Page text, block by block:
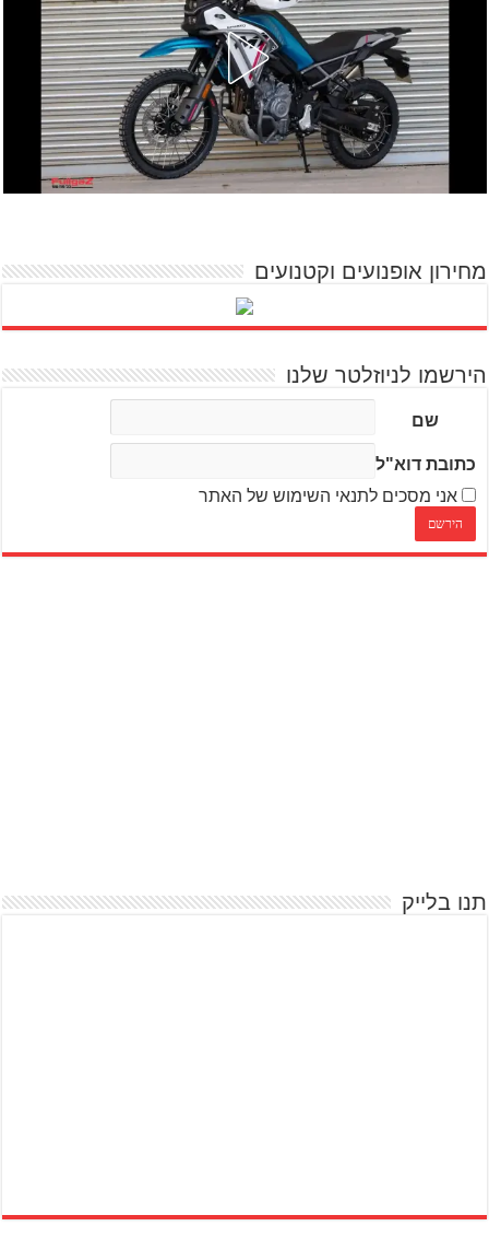
מחירון אופנועים וקטנועים
הירשמו לניוזלטר שלנו
שם
כתובת דוא"ל
אני מסכים לתנאי השימוש של האתר
תנו בלייק